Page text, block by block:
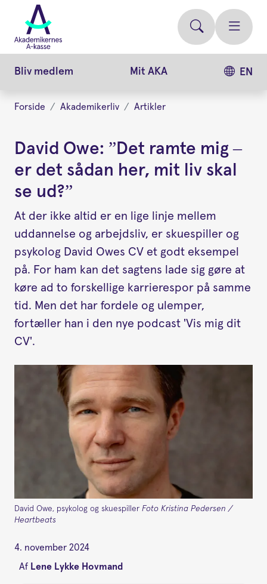
videre
hovedindhold
Bliv medlem Mit AKA EN
Forside Akademikerliv Artikler
David Owe: ”Det ramte mig –
er det sådan her, mit liv skal
se ud?”
At der ikke altid er en lige linje mellem
uddannelse og arbejdsliv, er skuespiller og
psykolog David Owes CV et godt eksempel
på. For ham kan det sagtens lade sig gøre at
køre ad to forskellige karrierespor på samme
tid. Men det har fordele og ulemper,
fortæller han i den nye podcast 'Vis mig dit
CV'.
David Owe, psykolog og skuespiller Foto Kristina Pedersen /
Heartbeats
4. november 2024
Af Lene Lykke Hovmand